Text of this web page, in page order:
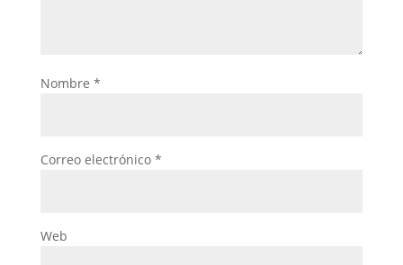
Nombre *
Correo electrónico *
Web